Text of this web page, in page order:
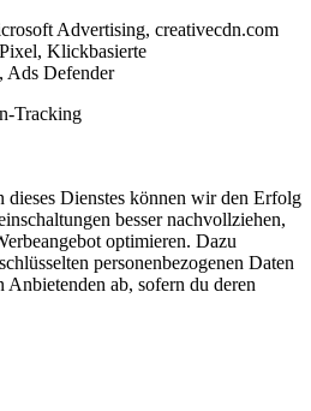
Advertising, creativecdn.com
Klickbasierte
Ads Defender
Tracking
dieses Dienstes können wir den Erfolg
besser nachvollziehen,
optimieren. Dazu
personenbezogenen Daten
Anbietenden ab, sofern du deren